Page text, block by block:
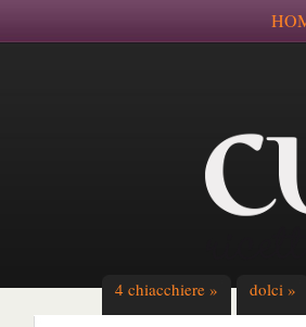
4 chiacchiere » dolci »